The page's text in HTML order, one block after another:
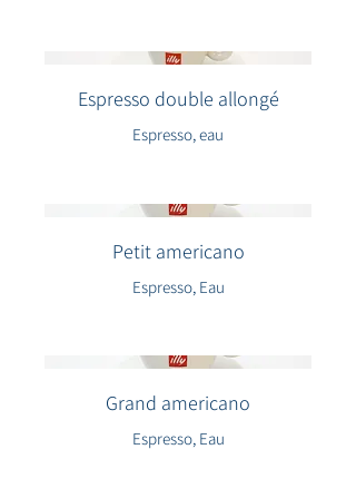
Espresso double allongé
Espresso, eau
Petit americano
Espresso, Eau
Grand americano
Espresso, Eau